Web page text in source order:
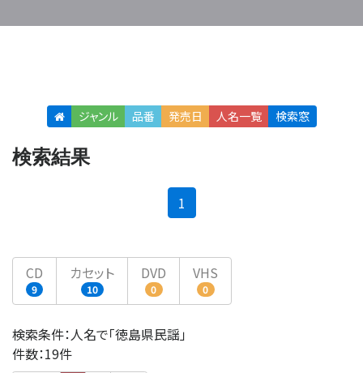
ジャンル 品番 発売日 人名一覧 検索窓
検索結果
1
CD
9
カセット
10
DVD
0
VHS
0
検索条件：人名で「徳島県民謡」
件数：19件